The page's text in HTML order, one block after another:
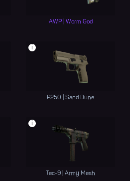
AWP | Worm God
i
P250 | Sand Dune
i
Tec-9 | Army Mesh